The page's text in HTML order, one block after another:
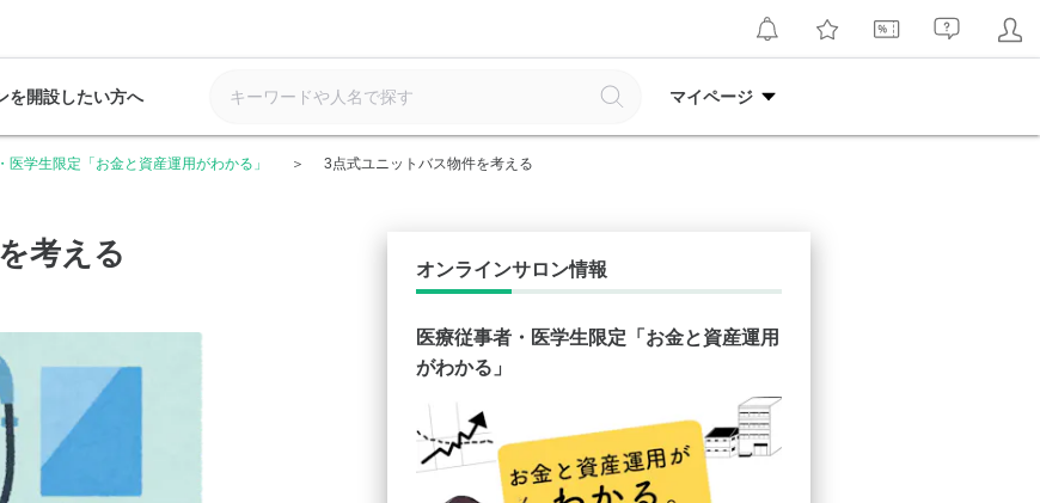
を開設したい方へ マイページ
医学生限定「お金と資産運用がわかる」 3点式ユニットバス物件を考える
考える オンラインサロン情報
医療従事者・医学生限定「お金と資産運用
がわかる」